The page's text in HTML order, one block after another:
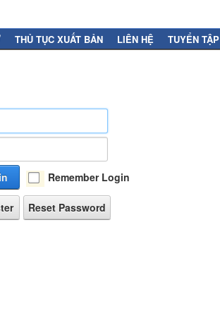
THỦ TỤC XUẤT BẢN LIÊN HỆ TUYỂN TẬP
Remember Login
Reset Password